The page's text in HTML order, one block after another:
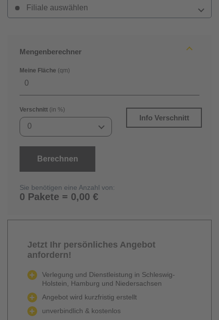
Filiale auswählen
Mengenberechner
Meine Fläche (qm)
Verschnitt (in %)
0
Info Verschnitt
Berechnen
Sie benötigen eine Anzahl von:
0 Pakete = 0,00 €
Jetzt Ihr persönliches Angebot
anfordern!
Verlegung und Dienstleistung in Schleswig-
Holstein, Hamburg und Niedersachsen
Angebot wird kurzfristig erstellt
unverbindlich & kostenlos